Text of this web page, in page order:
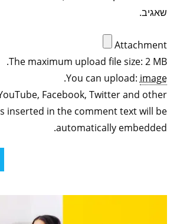
שאגיב.
Attachment
The maximum upload file size: 2 MB.
You can upload: image
.
Facebook, Twitter and other
inserted in the comment text will be
automatically embedded.